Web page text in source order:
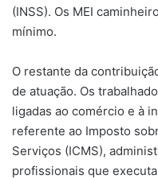
(INSS). Os MEI
mínimo.
O restante da
de atuação. Os
ligadas ao comércio e à
referente ao Imposto
Serviços (ICMS),
profissionais que